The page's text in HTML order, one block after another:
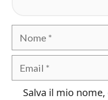
Nome
Email
Salva il mio